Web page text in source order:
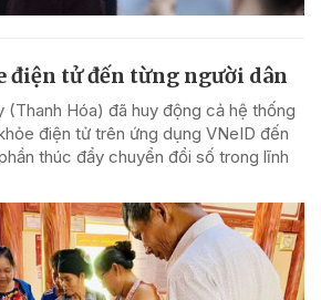
điện tử đến từng người dân
(Thanh Hóa) đã huy động cả hệ thống
điện tử trên ứng dụng VNeID đến
thúc đẩy chuyển đổi số trong lĩnh